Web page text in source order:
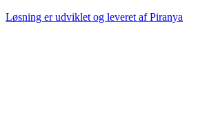
Løsning er udviklet og leveret afPiranya